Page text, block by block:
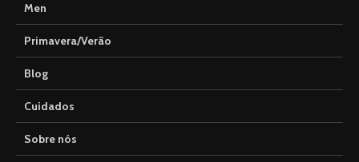
Men
Primavera/Verão
Blog
Cuidados
Sobre nós